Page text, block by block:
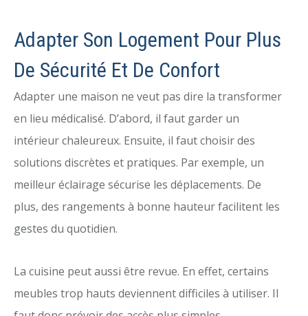
Adapter Son Logement Pour Plus
De Sécurité Et De Confort
Adapter une maison ne veut pas dire la transformer
en lieu médicalisé. D’abord, il faut garder un
intérieur chaleureux. Ensuite, il faut choisir des
solutions discrètes et pratiques. Par exemple, un
meilleur éclairage sécurise les déplacements. De
plus, des rangements à bonne hauteur facilitent les
gestes du quotidien.
La cuisine peut aussi être revue. En effet, certains
meubles trop hauts deviennent difficiles à utiliser. Il